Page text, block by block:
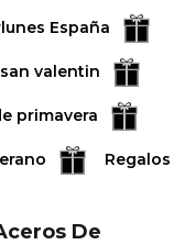
España
valentin
primavera
Regalos
De